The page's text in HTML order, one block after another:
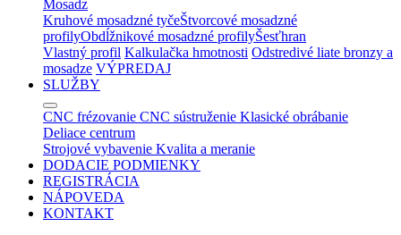
Mosadz
Kruhové mosadzné tyčeŠtvorcové mosadzné
profilyObdĺžnikové mosadzné profilyŠesťhran
Vlastný profil Kalkulačka hmotnosti Odstredivé liate bronzy a
mosadze VÝPREDAJ
SLUŽBY
CNC frézovanie CNC sústruženie Klasické obrábanie
Deliace centrum
Strojové vybavenie Kvalita a meranie
DODACIE PODMIENKY
REGISTRÁCIA
NÁPOVEDA
KONTAKT